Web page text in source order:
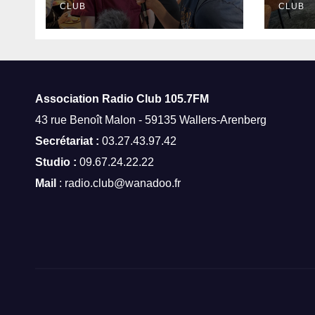
Amand-les-Eaux
CLUB CLUB
Association Radio Club 105.7FM
43 rue Benoît Malon - 59135 Wallers-Arenberg
Secrétariat : 03.27.43.97.42
Studio : 09.67.24.22.22
Mail : radio.club@wanadoo.fr